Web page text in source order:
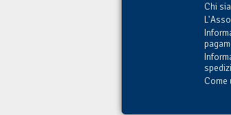
Chi
Come